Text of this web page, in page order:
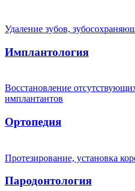
Удаление зубов,
Имплантология
Восстановление
имплантантов
Ортопедия
Протезирование, установка
Пародонтология